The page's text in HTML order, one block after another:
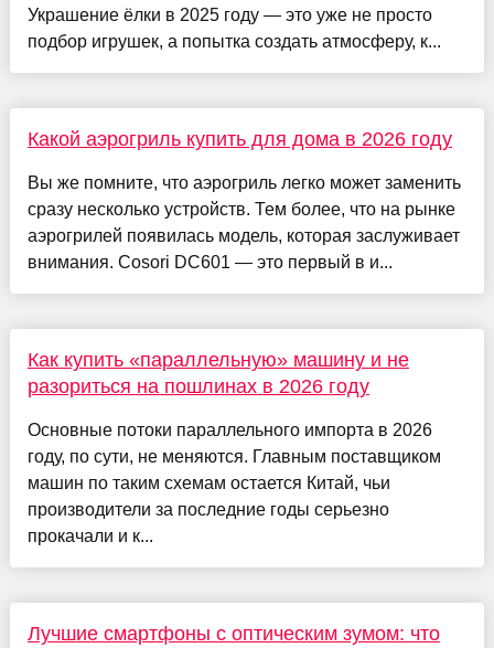
Украшение ёлки в 2025 году — это уже не просто
подбор игрушек, а попытка создать атмосферу, к...
Какой аэрогриль купить для дома в 2026 году
Вы же помните, что аэрогриль легко может заменить
сразу несколько устройств. Тем более, что на рынке
аэрогрилей появилась модель, которая заслуживает
внимания. Cosori DC601 — это первый в и...
Как купить «параллельную» машину и не
разориться на пошлинах в 2026 году
Основные потоки параллельного импорта в 2026
году, по сути, не меняются. Главным поставщиком
машин по таким схемам остается Китай, чьи
производители за последние годы серьезно
прокачали и к...
Лучшие смартфоны с оптическим зумом: что